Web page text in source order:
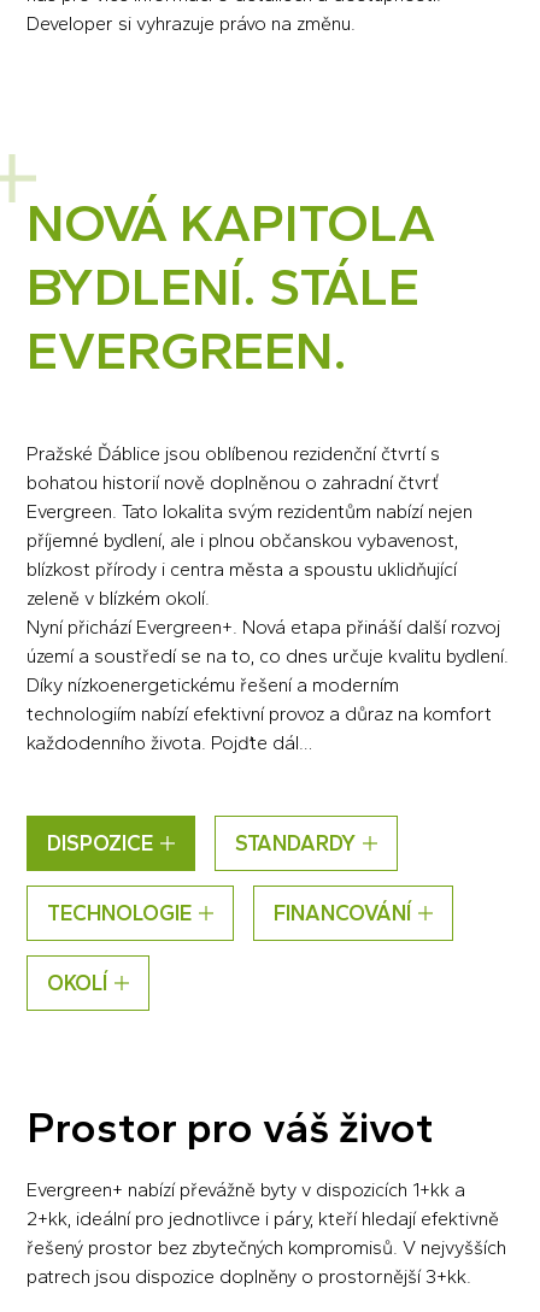
Developer si vyhrazuje právo na změnu.
NOVÁ KAPITOLA
BYDLENÍ. STÁLE
EVERGREEN.
Pražské Ďáblice jsou oblíbenou rezidenční čtvrtí s
bohatou historií nově doplněnou o zahradní čtvrť
Evergreen. Tato lokalita svým rezidentům nabízí nejen
příjemné bydlení, ale i plnou občanskou vybavenost,
blízkost přírody i centra města a spoustu uklidňující
zeleně v blízkém okolí.
Nyní přichází Evergreen+. Nová etapa přináší další rozvoj
území a soustředí se na to, co dnes určuje kvalitu bydlení.
Díky nízkoenergetickému řešení a moderním
technologiím nabízí efektivní provoz a důraz na komfort
každodenního života. Pojďte dál…
DISPOZICE STANDARDY
TECHNOLOGIE FINANCOVÁNÍ
OKOLÍ
Prostor pro váš život
Evergreen+ nabízí převážně byty v dispozicích 1+kk a
2+kk, ideální pro jednotlivce i páry, kteří hledají efektivně
řešený prostor bez zbytečných kompromisů. V nejvyšších
patrech jsou dispozice doplněny o prostornější 3+kk.